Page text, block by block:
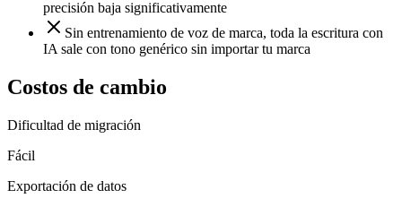
precisión baja significativamente
Sin entrenamiento de voz de marca, toda la escritura con
IA sale con tono genérico sin importar tu marca
Costos de cambio
Dificultad de migración
Fácil
Exportación de datos